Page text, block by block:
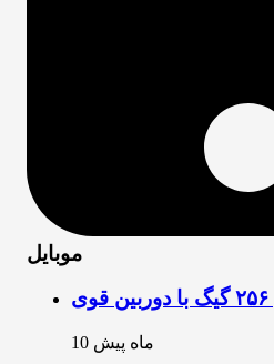
موبایل
10 ماه پیش